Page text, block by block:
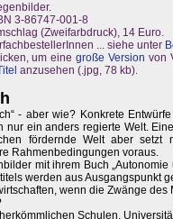
3-86747-001-8
(Zweifarbdruck), 14 Euro.
... siehe unter
um eine große Version von
anzusehen (.jpg, 78 kb).
- aber wie? Konkrete
nur ein anders regierte Welt.
fördernde Welt aber setzt
Rahmenbedingungen voraus.
mit ihrem Buch
werden aus Ausgangspunkt
wenn die Zwänge
Schulen,